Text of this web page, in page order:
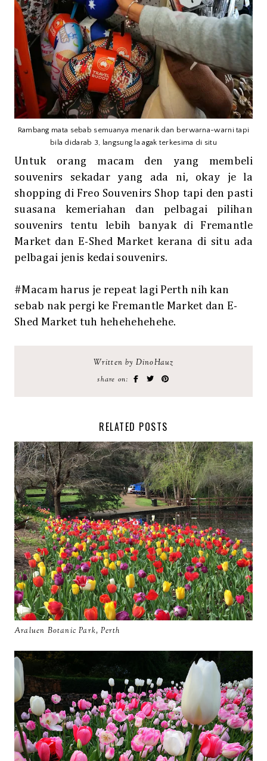
Rambang mata sebab semuanya menarik dan berwarna-warni tapi
bila didarab 3, langsung la agak terkesima di situ
Untuk orang macam den yang membeli
souvenirs sekadar yang ada ni, okay je la
shopping di Freo Souvenirs Shop tapi den pasti
suasana kemeriahan dan pelbagai pilihan
souvenirs tentu lebih banyak di Fremantle
Market dan E-Shed Market kerana di situ ada
pelbagai jenis kedai souvenirs.
#Macam harus je repeat lagi Perth nih kan
sebab nak pergi ke Fremantle Market dan E-
Shed Market tuh hehehehehehe.
Written by DinoHauz
share on:
RELATED POSTS
Araluen Botanic Park, Perth